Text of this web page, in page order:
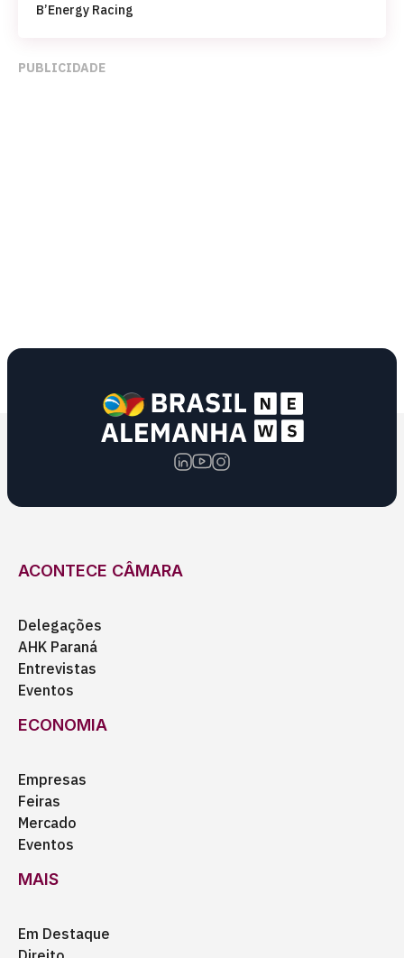
B’Energy Racing
PUBLICIDADE
ACONTECE CÂMARA
Delegações
AHK Paraná
Entrevistas
Eventos
ECONOMIA
Empresas
Feiras
Mercado
Eventos
MAIS
Em Destaque